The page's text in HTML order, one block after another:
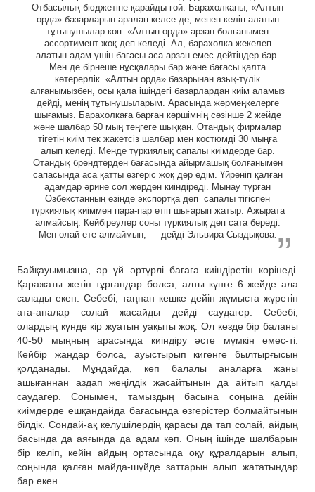
Отбасылық бюджетіне қарайды ғой. Барахолканы, «Алтын
орда» базарларын аралап келсе де, менен келіп алатын
тұтынушылар көп. «Алтын орда» арзан болғанымен
ассортимент жоқ деп келеді. Ал, барахолка жекелеп
алатын адам үшін бағасы аса арзан емес дейтіндер бар.
Мен де бірнеше нұсқалары бар және бағасы қалта
көтерерлік. «Алтын орда» базарынан азық-түлік
алғанымызбен, осы қала ішіндегі базарлардан киім аламыз
дейді, менің тұтынушыларым. Арасында жәрмеңкелерге
шығамыз. Барахолкаға барған көршімнің сөзінше 2 жейде
және шалбар 50 мың теңгеге шыққан. Отандық фирмалар
тігетін киім тек жакетсіз шалбар мен костюмді 30 мыңға
алып келеді. Менде түркиялық сапалы киімдерде бар.
Отандық брендтерден бағасында айырмашық болғанымен
сапасында аса қатты өзгеріс жоқ дер едім. Үйреніп қалған
адамдар әрине сол жерден киіндіреді. Мынау тұрған
Өзбекстанның өзінде экспортқа деп сапалы тігіспен
түркиялық киіммен пара-пар етіп шығарып жатыр. Ажырата
алмайсың. Кейбіреулер соны түркиялық деп сата береді.
Мен олай ете алмаймын, — дейді Эльвира Сыздықова.
Байқауымызша, әр үй әртүрлі бағаға киіндіретін көрінеді.
Қаражаты жетіп тұрғандар болса, алты күнге 6 жейде ала
салады екен. Себебі, таңнан кешке дейін жұмыста жүретін
ата-аналар солай жасайды дейді саудагер. Себебі,
олардың күнде кір жуатын уақыты жоқ. Ол кезде бір баланы
40-50 мыңның арасында киіндіру әсте мүмкін емес-ті.
Кейбір жандар болса, ауыстырып кигенге былтырғысын
қолданады. Мұндайда, көп балалы аналарға жаны
ашығаннан аздап жеңілдік жасайтынын да айтып қалды
саудагер. Сонымен, тамыздың басына соңына дейін
киімдерде ешқандайда бағасында өзгерістер болмайтынын
білдік. Сондай-ақ келушілердің қарасы да тап солай, айдың
басында да аяғында да адам көп. Оның ішінде шалбарын
бір келіп, кейін айдың ортасында оқу құралдарын алып,
соңында қалған майда-шүйде заттарын алып жататындар
бар екен.